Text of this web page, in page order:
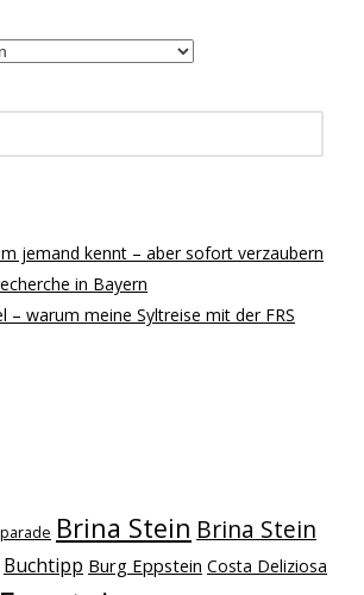
jemand kennt – aber sofort verzaubern
in Bayern
– warum meine Syltreise mit der FRS
Brina Stein Brina Stein
Buchtipp Burg Eppstein Costa Deliziosa